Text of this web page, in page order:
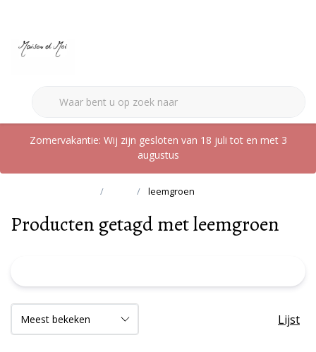
Zomervakantie: Wij zijn gesloten van 18 juli tot en met 3
augustus
leemgroen
Producten getagd met leemgroen
Lijst